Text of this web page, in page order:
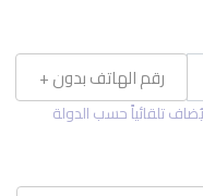
تلقائياً حسب الدولة